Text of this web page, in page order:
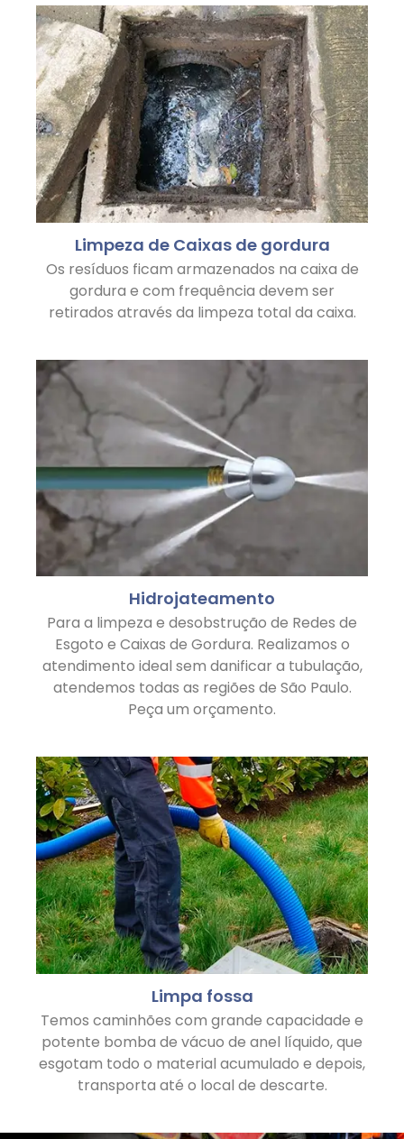
Limpeza de Caixas de gordura
Os resíduos ficam armazenados na caixa de
gordura e com frequência devem ser
retirados através da limpeza total da caixa.
Hidrojateamento
Para a limpeza e desobstrução de Redes de
Esgoto e Caixas de Gordura. Realizamos o
atendimento ideal sem danificar a tubulação,
atendemos todas as regiões de São Paulo.
Peça um orçamento.
Limpa fossa
Temos caminhões com grande capacidade e
potente bomba de vácuo de anel líquido, que
esgotam todo o material acumulado e depois,
transporta até o local de descarte.